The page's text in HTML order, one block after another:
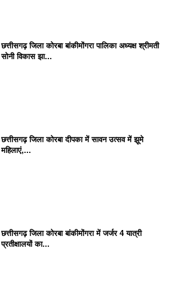
छत्तीसगढ़ जिला कोरबा बांकीमोंगरा पालिका अध्यक्ष श्रीमती
सोनी विकास झा...
छत्तीसगढ़ जिला कोरबा दीपका में सावन उत्सव में झूमे
महिलाएं,...
छत्तीसगढ़ जिला कोरबा बांकीमोंगरा में जर्जर 4 यात्री
प्रतीक्षालयों का...